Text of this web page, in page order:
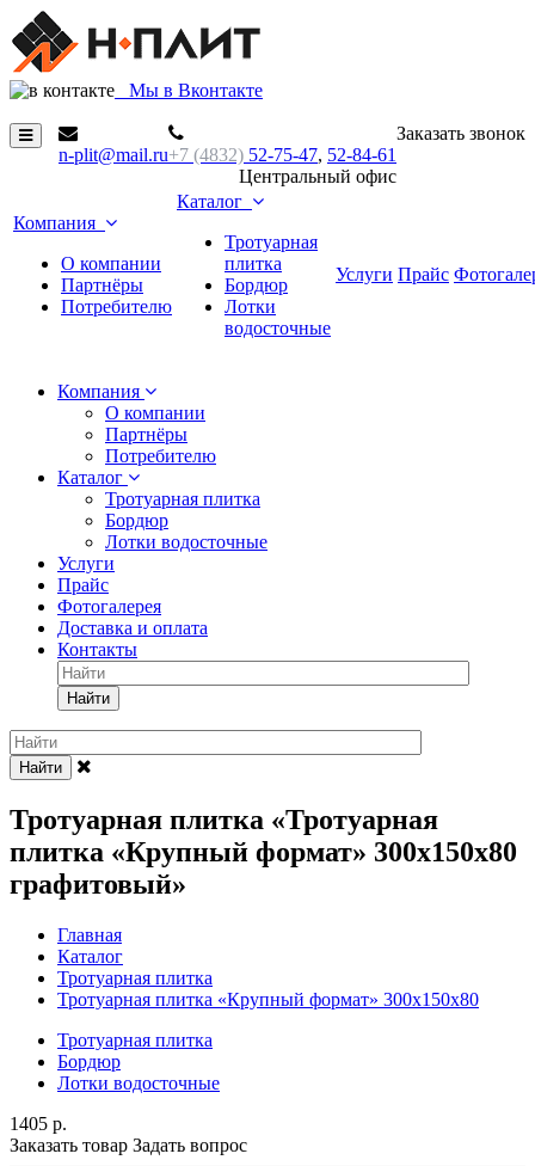
Мы в Вконтакте
Заказать звонок
+7 (4832) 52-75-47, 52-84-61
Центральный офис
n-plit@mail.ru
Компания
О компании
Партнёры
Потребителю
Каталог
Тротуарная
плитка
Бордюр
Лотки
водосточные
Услуги Прайс
Компания
О компании
Партнёры
Потребителю
Каталог
Тротуарная плитка
Бордюр
Лотки водосточные
Услуги
Прайс
Фотогалерея
Доставка и оплата
Контакты
Найти
Найти
Тротуарная плитка «Тротуарная
плитка «Крупный формат» 300х150х80
графитовый»
Главная
Каталог
Тротуарная плитка
Тротуарная плитка «Крупный формат» 300х150х80
Тротуарная плитка
Бордюр
Лотки водосточные
1405 р.
Заказать товар Задать вопрос